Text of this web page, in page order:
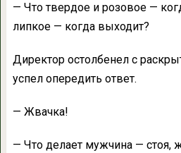
— Что твердое и розовое —
липкое — когда выходит?
Директор остолбенел с
успел опередить ответ.
— Жвачка!
— Что делает мужчина — стоя,